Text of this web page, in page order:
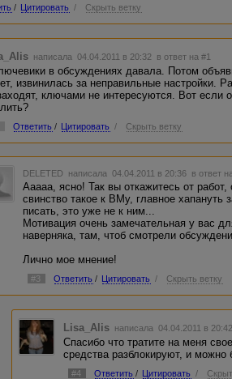
/ Цитировать / Скрыть ветку
написала 04.04.2011 в 20:32 в ответ на #1
в обсуждениях давала. Потом
извинилась за неправильные настройки.
ключами не интересуются. Вот если
Ответить / Цитировать / Скрыть ветку
DELETED написала 04.04.2011 в 20:36 в ответ
Ааааа, ясно! Так вы откажитесь от
свинство такое к ВМу, главное хапануть
писать, это уже не к ним...
Мотивация очень замечательная у вас
наверняка, там, чтоб смотрели
Лично мое мнение!
#3 Ответить / Цитировать / Скрыть ветку
Lisa_Alis написала 04.04.2011 в
Спасибо что тратите на меня
средства разблокируют, и можно
#4 Ответить / Цитировать /